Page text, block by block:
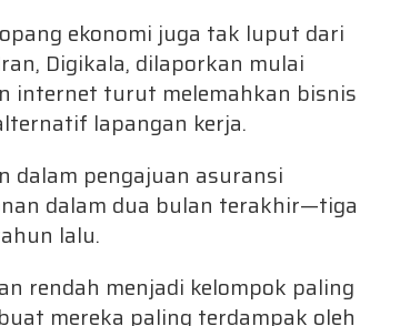
ekonomi juga tak luput dari
Digikala, dilaporkan mulai
internet turut melemahkan bisnis
lapangan kerja.
dalam pengajuan asuransi
dalam dua bulan terakhir—tiga
lalu.
rendah menjadi kelompok paling
mereka paling terdampak oleh